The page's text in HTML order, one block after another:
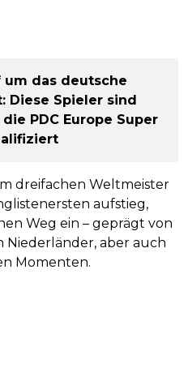
um das deutsche
Diese Spieler sind
PDC Europe Super
dreifachen Weltmeister
aufstieg,
Weg ein – geprägt von
Niederländer, aber auch
Momenten.